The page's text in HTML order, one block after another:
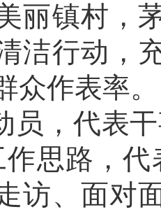
丽镇村，
洁行动，
众作表率。
员，代表
作思路，
访、面对